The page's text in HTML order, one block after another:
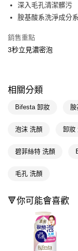
Apple Pay
悠遊付
相關說明
【關於「AFTEE先享後
１．簡單：不需註冊會
３．安心：先確認商品／
１．於結帳方式選擇「
３．收到繳費通知簡訊後
ATM／網路銀行／等多
※ 請注意：結帳手續完
購買商品的店家。未經
後付繳納相關費用。
※ 交易是否成功請以「
即享券
全家取貨付款
每筆NT$65，滿
萊爾富取貨付款
每筆NT$65，滿
付款後萊爾富取貨
深入毛孔清潔髒污
胺基酸系洗淨成分
銷售重點
3秒立見濃密泡
相關分類
Bifesta 卸妝 胺
泡沫 洗顏 卸妝
碧菲絲特 洗顏
毛孔 洗顏
🔻你可能會喜歡